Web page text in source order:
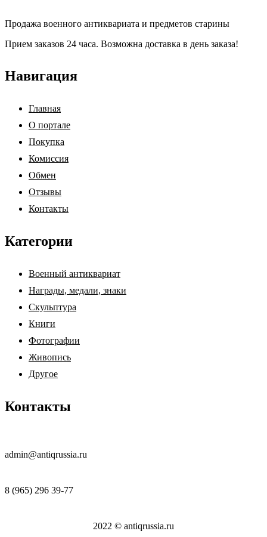
Продажа военного антиквариата и предметов старины
Прием заказов 24 часа. Возможна доставка в день заказа!
Навигация
Главная
О портале
Покупка
Комиссия
Обмен
Отзывы
Контакты
Категории
Военный антиквариат
Награды, медали, знаки
Скульптура
Книги
Фотографии
Живопись
Другое
Контакты
admin@antiqrussia.ru
8 (965) 296 39-77
2022 © antiqrussia.ru